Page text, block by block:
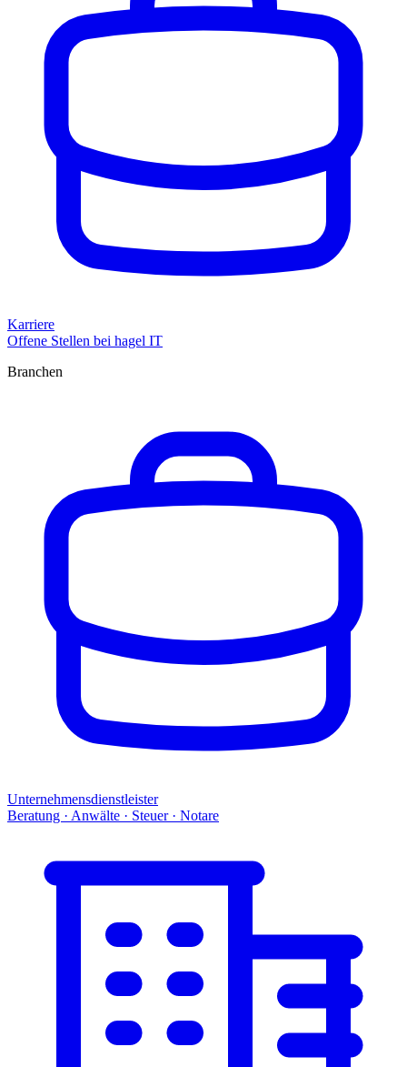
Karriere
Offene Stellen bei hagel IT
Branchen
Unternehmensdienstleister
Beratung · Anwälte · Steuer · Notare